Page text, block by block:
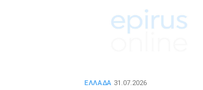
ΕΛΛΑΔΑ 31.07.2026